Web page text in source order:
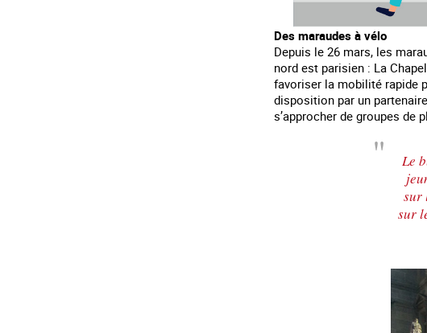
Des maraudes à vélo
Depuis le 26 mars, les
nord est parisien : La
favoriser la mobilité rapide
disposition par un
s’approcher de groupes de
Le
sur
sur